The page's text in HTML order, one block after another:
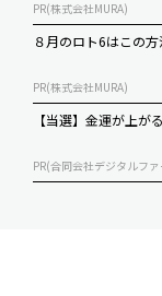
PR(株式会社MURA)
８月のロト6はこの
PR(株式会社MURA)
【当選】金運が上が
PR(合同会社デジタルフ